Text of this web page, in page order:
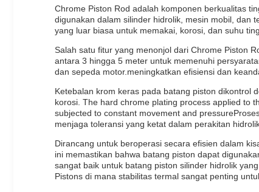
Chrome Piston Rod adalah komponen berkualitas
digunakan dalam silinder hidrolik, mesin mobil, dan
yang luar biasa untuk memakai, korosi, dan suhu
Salah satu fitur yang menonjol dari Chrome Piston
antara 3 hingga 5 meter untuk memenuhi
dan sepeda motor.meningkatkan efisiensi dan
Ketebalan krom keras pada batang piston dikontrol
korosi. The hard chrome plating process applied to
subjected to constant movement and
menjaga toleransi yang ketat dalam perakitan
Dirancang untuk beroperasi secara efisien dalam
ini memastikan bahwa batang piston dapat
sangat baik untuk batang piston silinder hidrolik
Pistons di mana stabilitas termal sangat penting